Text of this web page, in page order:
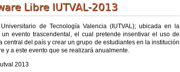
Libre IUTVAL-2013
de Tecnología Valencia (IUTVAL); ubicada en la
evento trascendental, el cual pretende insentivar el uso de
central del país y crear un grupo de estudiantes en la institución
y a este evento que se realizará anualmente.